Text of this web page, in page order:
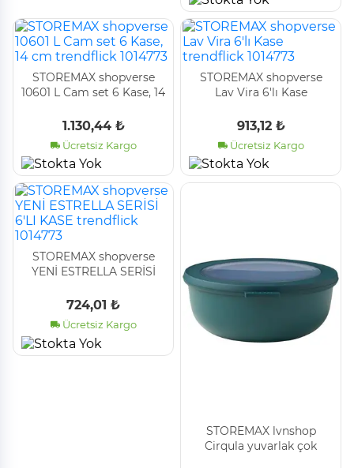
STOREMAX shopverse
10601 L Cam set 6 Kase, 14
1.130,44 ₺
Ücretsiz Kargo
STOREMAX shopverse
Lav Vira 6'lı Kase
913,12 ₺
Ücretsiz Kargo
STOREMAX shopverse
YENİ ESTRELLA SERİSİ
1014773
724,01 ₺
Ücretsiz Kargo
STOREMAX lvnshop
Cirqula yuvarlak çok